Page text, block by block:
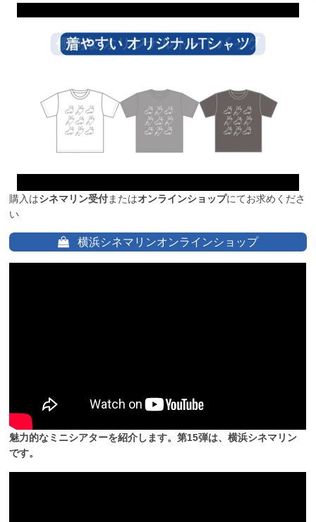
購入はシネマリン受付またはオンラインショップにてお求めくださ
い
横浜シネマリンオンラインショップ
魅力的なミニシアターを紹介します。第15弾は、横浜シネマリン
です。